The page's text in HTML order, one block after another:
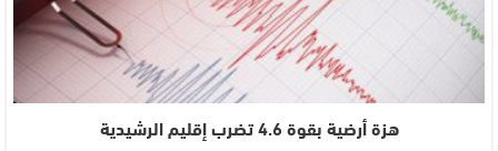
هزة أرضية بقوة 4.6 تضرب إقليم الرشيدية